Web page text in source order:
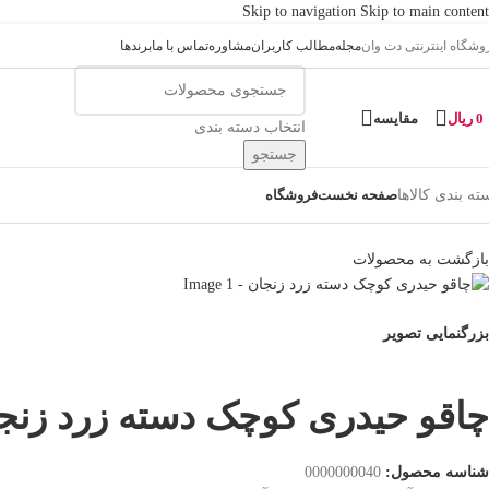
Skip to navigation Skip to main content
اینترنتی دت وانمجلهمطالب کاربرانمشاورهتماس با مابرندها
0 ریال مقایسه
انتخاب دسته بندی
جستجو
بندی کالاهاصفحه نخستفروشگاه
بازگشت به محصولات
بزرگنمایی تصویر
چاقو حیدری کوچک دسته زرد
شناسه محصول: 0000000040